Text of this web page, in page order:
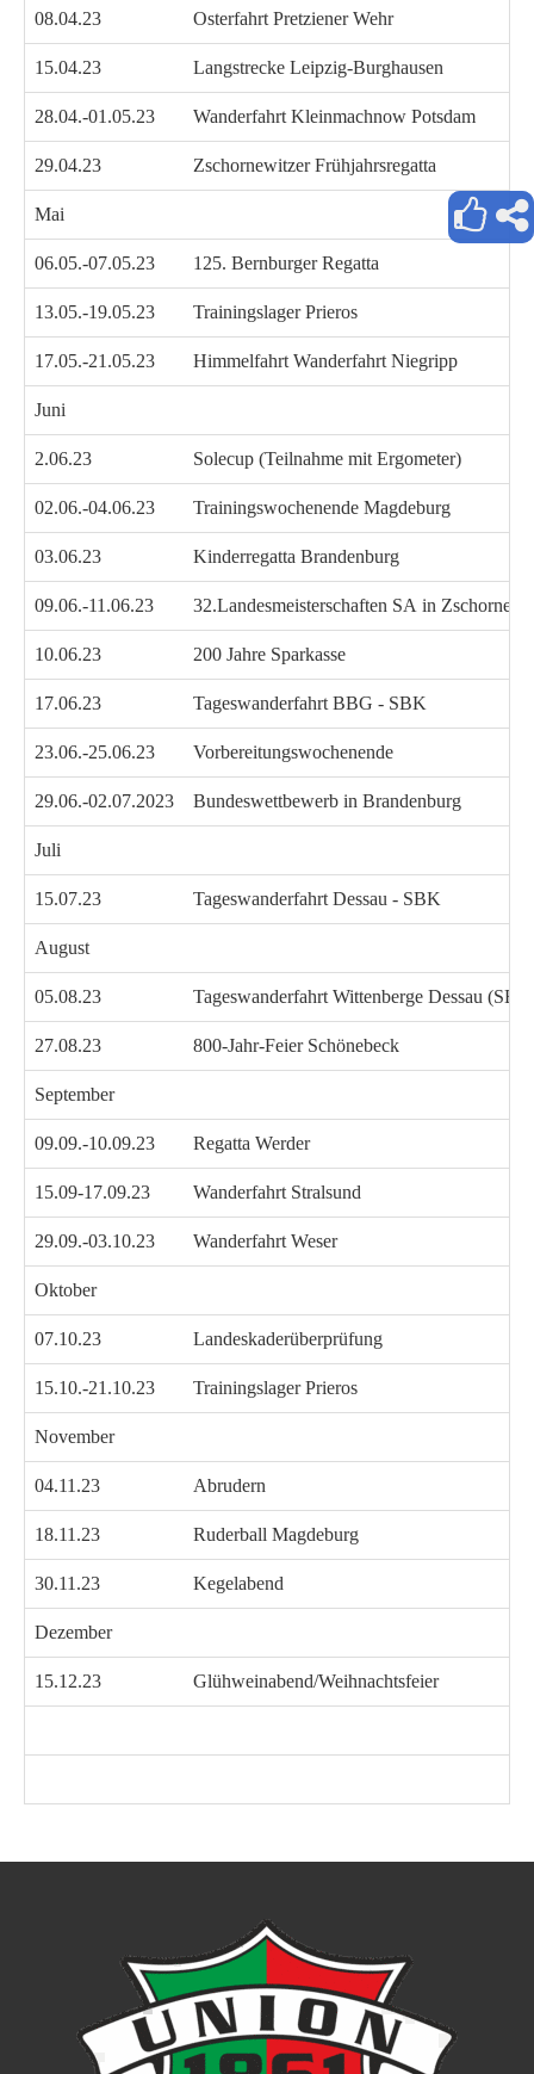
08.04.23 Osterfahrt Pretziener Wehr
15.04.23 Langstrecke Leipzig-Burghausen
28.04.-01.05.23 Wanderfahrt Kleinmachnow Potsdam
29.04.23 Zschornewitzer Frühjahrsregatta
Mai
06.05.-07.05.23 125. Bernburger Regatta
13.05.-19.05.23 Trainingslager Prieros
17.05.-21.05.23 Himmelfahrt Wanderfahrt Niegripp
Juni
2.06.23 Solecup (Teilnahme mit Ergometer)
02.06.-04.06.23 Trainingswochenende Magdeburg
03.06.23 Kinderregatta Brandenburg
09.06.-11.06.23 32.Landesmeisterschaften SA in
10.06.23 200 Jahre Sparkasse
17.06.23 Tageswanderfahrt BBG - SBK
23.06.-25.06.23 Vorbereitungswochenende
29.06.-02.07.2023 Bundeswettbewerb in Brandenburg
Juli
15.07.23 Tageswanderfahrt Dessau - SBK
August
05.08.23 Tageswanderfahrt Wittenberge Dessau
27.08.23 800-Jahr-Feier Schönebeck
September
09.09.-10.09.23 Regatta Werder
15.09-17.09.23 Wanderfahrt Stralsund
29.09.-03.10.23 Wanderfahrt Weser
Oktober
07.10.23 Landeskaderüberprüfung
15.10.-21.10.23 Trainingslager Prieros
November
04.11.23 Abrudern
18.11.23 Ruderball Magdeburg
30.11.23 Kegelabend
Dezember
15.12.23 Glühweinabend/Weihnachtsfeier